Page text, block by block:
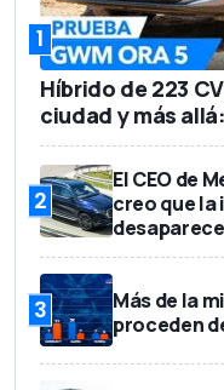
1
Híbrido de 223
ciudad y más
2
El CEO de
creo que
3
Más de la
proceden